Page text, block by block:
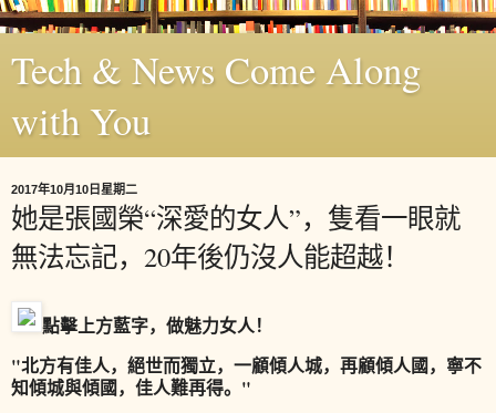
Tech & News Come Along
with You
2017年10月10日星期二
她是張國榮“深愛的女人”，隻看一眼就
無法忘記，20年後仍沒人能超越！
點擊上方藍字，做魅力女人！
"北方有佳人，絕世而獨立，一顧傾人城，再顧傾人國，寧不
知傾城與傾國，佳人難再得。"